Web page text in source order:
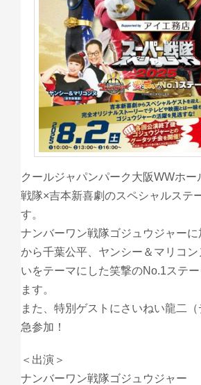
クールジャパンパーク大阪WWホー
戦隊×吉本新喜劇のスペシャルステ
す。
ナンバーワン戦隊ゴジュウジャーに
から千葉公平、ヤンシー＆マリコ
いをテーマにした笑撃のNo.1ステ
ます。
また、特別ゲストにさいねい龍二
急参加！
＜出演＞
ナンバーワン戦隊ゴジュウジャー